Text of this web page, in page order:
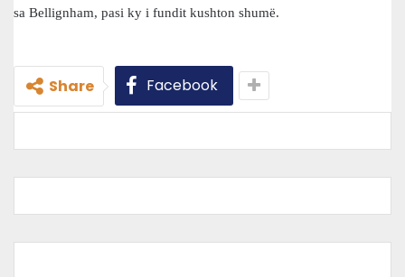
sa Bellignham, pasi ky i fundit kushton shumë.
Share Facebook